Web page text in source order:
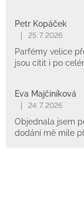
Petr Kopáček
25. 7. 2026
Parfémy velice
jsou cítit i po
Eva Majčiníková
24. 7. 2026
Objednala jsem
dodání mě mile